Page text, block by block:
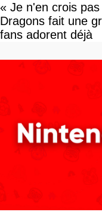
« Je n'en crois
Dragons fait une
fans adorent déjà